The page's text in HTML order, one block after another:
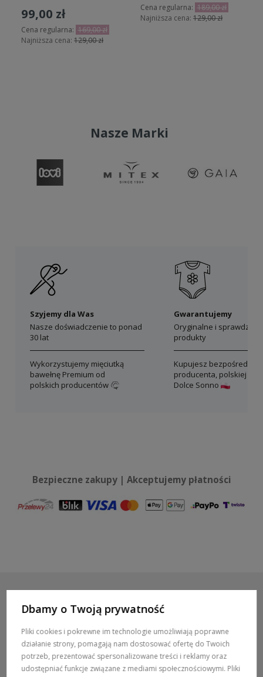
99,00 zł
Cena regularna: 169,00 zł
Najniższa cena: 129,00 zł
Cena regularna: 189,00 zł
Najniższa cena: 129,00 zł
Nasze Marki
Szyjemy dla Was
Nasze doświadczenie to ponad
30 lat
Wykorzystujemy mięciutką
bawełnę Premium od
polskich producentów
Gwarantujemy
Oryginalne i sprawdzone
produkty
Kupujesz bezpośrednio
producenta, polskiej
Dolce Sonno
Bezpieczne zakupy | Akceptujemy płatności
MARKI
Dbamy o Twoją prywatność
Pliki cookies i pokrewne im technologie umożliwiają poprawne
działanie strony, pomagają nam dostosować ofertę do Twoich
potrzeb, prezentować spersonalizowane treści i reklamy oraz
udostępniać funkcje związane z mediami społecznościowymi. Pliki